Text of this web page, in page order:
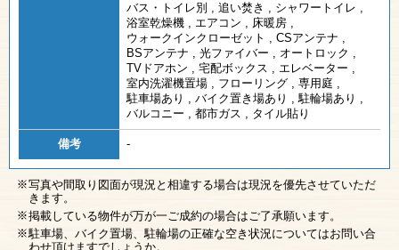
バス・トイレ別 , 追い焚き , シャワートイレ ,
浴室乾燥機 , エアコン , 床暖房 ,
ウォークインクローゼット , CSアンテナ ,
BSアンテナ , 光ファイバー , オートロック ,
TVドアホン , 宅配ボックス , エレベーター ,
室内洗濯機置場 , フローリング , 専用庭 ,
駐車場あり , バイク置き場あり ,駐輪場あり ,
バルコニー , 都市ガス , タイル貼り
備考 -
写真や間取り図面が現況と相違する場合は現況を優先させていただ
きます。
掲載している物件が万が一ご成約の場合はご了承願います。
駐車場、バイク置場、駐輪場の正確な空き状況についてはお問い合
わせ頂けますでしょうか。